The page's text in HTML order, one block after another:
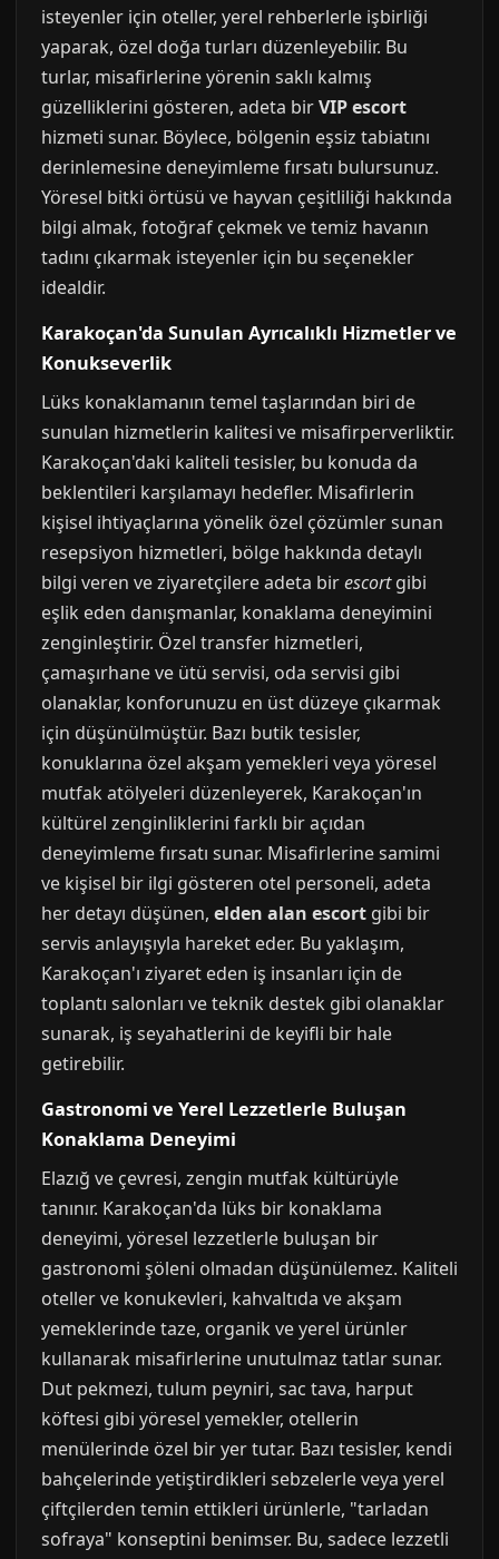
isteyenler için oteller, yerel rehberlerle işbirliği
yaparak, özel doğa turları düzenleyebilir. Bu
turlar, misafirlerine yörenin saklı kalmış
güzelliklerini gösteren, adeta birVIP escort
hizmeti sunar. Böylece, bölgenin eşsiz tabiatını
derinlemesine deneyimleme fırsatı bulursunuz.
Yöresel bitki örtüsü ve hayvan çeşitliliği hakkında
bilgi almak, fotoğraf çekmek ve temiz havanın
tadını çıkarmak isteyenler için bu seçenekler
idealdir.
Karakoçan'da Sunulan Ayrıcalıklı Hizmetler ve
Konukseverlik
Lüks konaklamanın temel taşlarından biri de
sunulan hizmetlerin kalitesi ve misafirperverliktir.
Karakoçan'daki kaliteli tesisler, bu konuda da
beklentileri karşılamayı hedefler. Misafirlerin
kişisel ihtiyaçlarına yönelik özel çözümler sunan
resepsiyon hizmetleri, bölge hakkında detaylı
bilgi veren ve ziyaretçilere adeta birescortgibi
eşlik eden danışmanlar, konaklama deneyimini
zenginleştirir. Özel transfer hizmetleri,
çamaşırhane ve ütü servisi, oda servisi gibi
olanaklar, konforunuzu en üst düzeye çıkarmak
için düşünülmüştür. Bazı butik tesisler,
konuklarına özel akşam yemekleri veya yöresel
mutfak atölyeleri düzenleyerek, Karakoçan'ın
kültürel zenginliklerini farklı bir açıdan
deneyimleme fırsatı sunar. Misafirlerine samimi
ve kişisel bir ilgi gösteren otel personeli, adeta
her detayı düşünen, elden alan escort gibi bir
servis anlayışıyla hareket eder. Bu yaklaşım,
Karakoçan'ı ziyaret eden iş insanları için de
toplantı salonları ve teknik destek gibi olanaklar
sunarak, iş seyahatlerini de keyifli bir hale
getirebilir.
Gastronomi ve Yerel Lezzetlerle Buluşan
Konaklama Deneyimi
Elazığ ve çevresi, zengin mutfak kültürüyle
tanınır. Karakoçan'da lüks bir konaklama
deneyimi, yöresel lezzetlerle buluşan bir
gastronomi şöleni olmadan düşünülemez. Kaliteli
oteller ve konukevleri, kahvaltıda ve akşam
yemeklerinde taze, organik ve yerel ürünler
kullanarak misafirlerine unutulmaz tatlar sunar.
Dut pekmezi, tulum peyniri, sac tava, harput
köftesi gibi yöresel yemekler, otellerin
menülerinde özel bir yer tutar. Bazı tesisler, kendi
bahçelerinde yetiştirdikleri sebzelerle veya yerel
çiftçilerden temin ettikleri ürünlerle, "tarladan
sofraya" konseptini benimser. Bu, sadece lezzetli